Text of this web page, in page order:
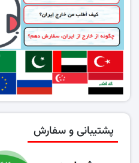
پشتیبانی و سفارش